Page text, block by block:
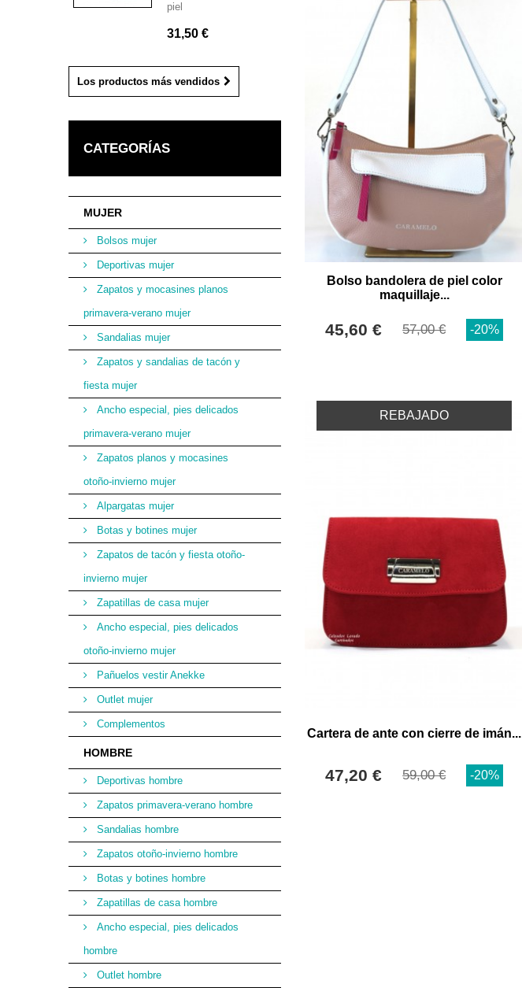
piel
31,50 €
Los productos más vendidos
CATEGORÍAS
MUJER
Bolsos mujer
Deportivas mujer
Zapatos y mocasines planos
primavera-verano mujer
Sandalias mujer
Zapatos y sandalias de tacón y
fiesta mujer
Ancho especial, pies delicados
primavera-verano mujer
Zapatos planos y mocasines
otoño-invierno mujer
Alpargatas mujer
Botas y botines mujer
Zapatos de tacón y fiesta otoño-
invierno mujer
Zapatillas de casa mujer
Ancho especial, pies delicados
otoño-invierno mujer
Pañuelos vestir Anekke
Outlet mujer
Complementos
HOMBRE
Deportivas hombre
Zapatos primavera-verano hombre
Sandalias hombre
Zapatos otoño-invierno hombre
Botas y botines hombre
Zapatillas de casa hombre
Ancho especial, pies delicados
hombre
Outlet hombre
Bolso bandolera de piel color
maquillaje...
45,60 € 57,00 € -20%
REBAJADO
Cartera de ante con cierre de imán...
47,20 € 59,00 € -20%